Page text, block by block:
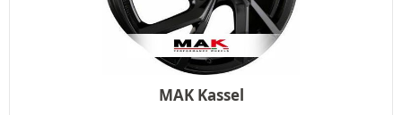
MAK Kassel